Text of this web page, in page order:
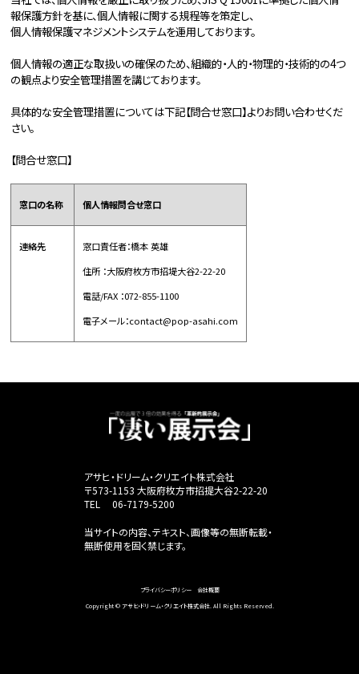
報保護方針を基に、個人情報に関する規程等を策定し、
個人情報保護マネジメントシステムを運用しております。
個人情報の適正な取扱いの確保のため、組織的・人的・物理的・技術的の4つ
の観点より安全管理措置を講じております。
具体的な安全管理措置については下記【問合せ窓口】よりお問い合わせくだ
さい。
【問合せ窓口】
窓口の名称 個人情報問合せ窓口
連絡先
窓口責任者：橋本 英雄
住所 ：大阪府枚方市招堤大谷2-22-20
電話/FAX ：072-855-1100
電子メール：contact@pop-asahi.com
アサヒ・ドリーム・クリエイト株式会社
〒573-1153 大阪府枚方市招提大谷2-22-20
TEL 06-7179-5200
当サイトの内容、テキスト、画像等の無断転載・
無断使用を固く禁じます。
プライバシーポリシー
会社概要
Copyright © アサヒ・ドリーム・クリエイト株式会社. All Rights Reserved.